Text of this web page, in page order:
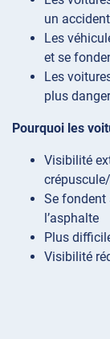
un
Les
et se
Les
plus
Pourquoi les
Visibilité
Se fondent
l’asphalte
Plus
Visibilité